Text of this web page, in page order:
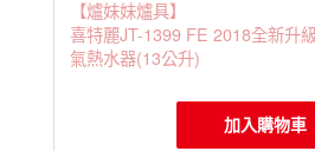
【爐妹妹爐具】
喜特麗JT-1399 FE 2018全新升
氣熱水器(13公升)
加入購物車